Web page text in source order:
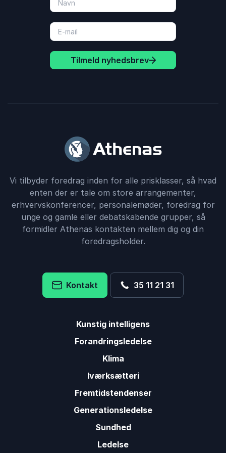
Tilmeld nyhedsbrev
Vi tilbyder foredrag inden for alle prisklasser, så hvad
enten der er tale om store arrangementer,
erhvervskonferencer, personalemøder, foredrag for
unge og gamle eller debatskabende grupper, så
formidler Athenas kontakten mellem dig og din
foredragsholder.
Kontakt 35 11 21 31
Kunstig intelligens
Forandringsledelse
Klima
Iværksætteri
Fremtidstendenser
Generationsledelse
Sundhed
Ledelse